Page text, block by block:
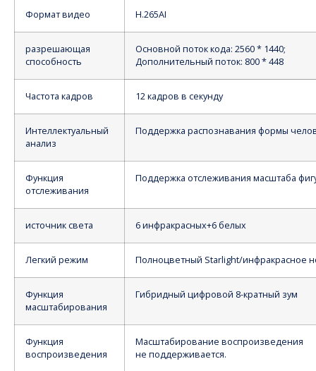
Формат видео H.265AI
разрешающая
способность
Основной поток кода: 2560 * 1440;
Дополнительный поток: 800 * 448
Частота кадров 12 кадров в секунду
Интеллектуальный
анализ
Поддержка распознавания формы
Функция
отслеживания
Поддержка отслеживания масштаба
источник света 6 инфракрасных+6 белых
Легкий режим Полноцветный Starlight/инфракрасное
Функция
масштабирования
Гибридный цифровой 8-кратный зум
Функция
воспроизведения
Масштабирование воспроизведения
не поддерживается.